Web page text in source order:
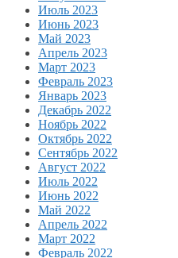
Июль 2023
Июнь 2023
Май 2023
Апрель 2023
Март 2023
Февраль 2023
Январь 2023
Декабрь 2022
Ноябрь 2022
Октябрь 2022
Сентябрь 2022
Август 2022
Июль 2022
Июнь 2022
Май 2022
Апрель 2022
Март 2022
Февраль 2022